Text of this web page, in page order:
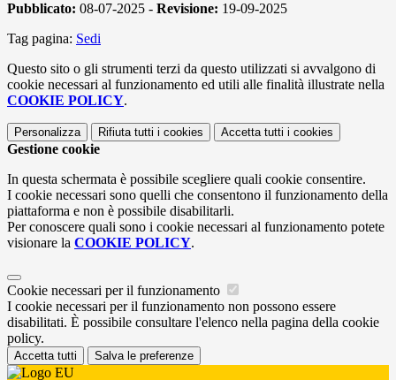
Pubblicato: 08-07-2025 - Revisione: 19-09-2025
Tag pagina: Sedi
Questo sito o gli strumenti terzi da questo utilizzati si avvalgono di
cookie necessari al funzionamento ed utili alle finalità illustrate nella
COOKIE POLICY.
Personalizza Rifiuta tutti i cookies Accetta tutti i cookies
Gestione cookie
In questa schermata è possibile scegliere quali cookie consentire.
I cookie necessari sono quelli che consentono il funzionamento della
piattaforma e non è possibile disabilitarli.
Per conoscere quali sono i cookie necessari al funzionamento potete
visionare la COOKIE POLICY.
Cookie necessari per il funzionamento
I cookie necessari per il funzionamento non possono essere
disabilitati. È possibile consultare l'elenco nella pagina della cookie
policy.
Accetta tutti Salva le preferenze